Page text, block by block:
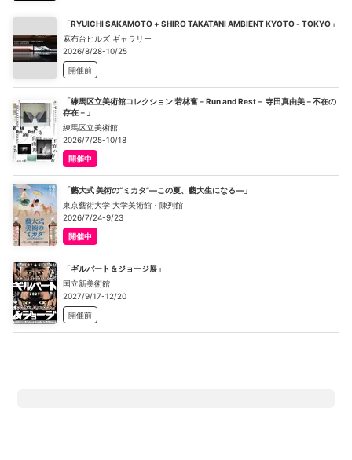
「RYUICHI SAKAMOTO + SHIRO TAKATANI AMBIENT KYOTO - TOKYO」
麻布台ヒルズ ギャラリー
2026/8/28-10/25
開催前
「練馬区立美術館コレクション 若林奮－Run and Rest－ 寺田真由美－不在の
存在－」
練馬区立美術館
2026/7/25-10/18
開催中
「藝大式 美術の“ミカタ”―この夏、藝大生になる―」
東京藝術大学 大学美術館・陳列館
2026/7/24-9/23
開催中
「ギルバート＆ジョージ展」
国立新美術館
2027/9/17-12/20
開催前